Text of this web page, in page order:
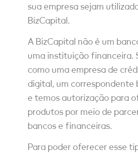
sua empresa sejam
BizCapital.
A BizCapital não é um
uma instituição financeira.
como uma empresa de
digital, um correspondente
e temos autorização para
produtos por meio de
bancos e financeiras.
Para poder oferecer esse